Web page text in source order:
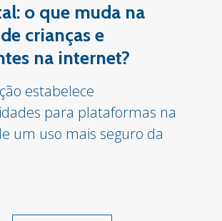
o que muda na
crianças e
na internet?
estabelece
para plataformas na
um uso mais seguro da